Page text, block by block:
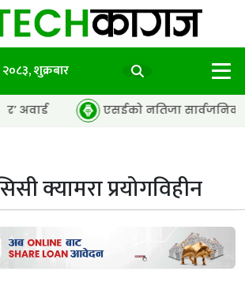
शुक्रबार
एसईको नतिजा सार्वजनिक, ६५.९८
क्यामरा प्रयोगविहीन